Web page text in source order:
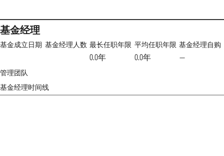
基金经理
基金成立日期 基金经理人数 最长任职年限
0.0年
平均任职年限
0.0年
基金经理自购
—
管理团队
基金经理时间线